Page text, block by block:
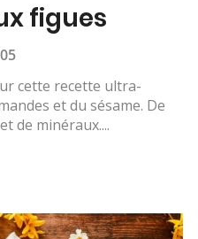
figues
cette recette ultra-
et du sésame. De
de minéraux....